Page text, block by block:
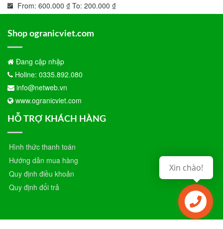
From: 600.000 ₫ To: 200.000 ₫
Shop ogranicviet.com
Đang cập nhập
Holine: 0335.892.080
info@netweb.vn
www.ogranicviet.com
HỖ TRỢ KHÁCH HÀNG
Hình thức thanh toán
Hướng dẫn mua hàng
Quy định điều khoản
Quy định đổi trả
Xin chào!